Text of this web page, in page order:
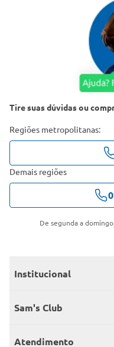
Tire suas dúvidas ou
Regiões metropolitanas:
Demais regiões
De segunda a
Institucional
Quem somos
Sam's Club
Seja sócio
Atendimento